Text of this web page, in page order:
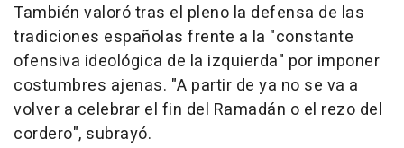
También valoró tras el pleno la defensa de las
tradiciones españolas frente a la "constante
ofensiva ideológica de la izquierda" por imponer
costumbres ajenas. "A partir de ya no se va a
volver a celebrar el fin del Ramadán o el rezo del
cordero", subrayó.